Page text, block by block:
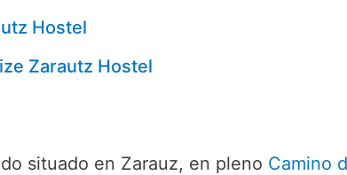
Hostel
Zarautz Hostel
situado en Zarauz, en pleno Camino